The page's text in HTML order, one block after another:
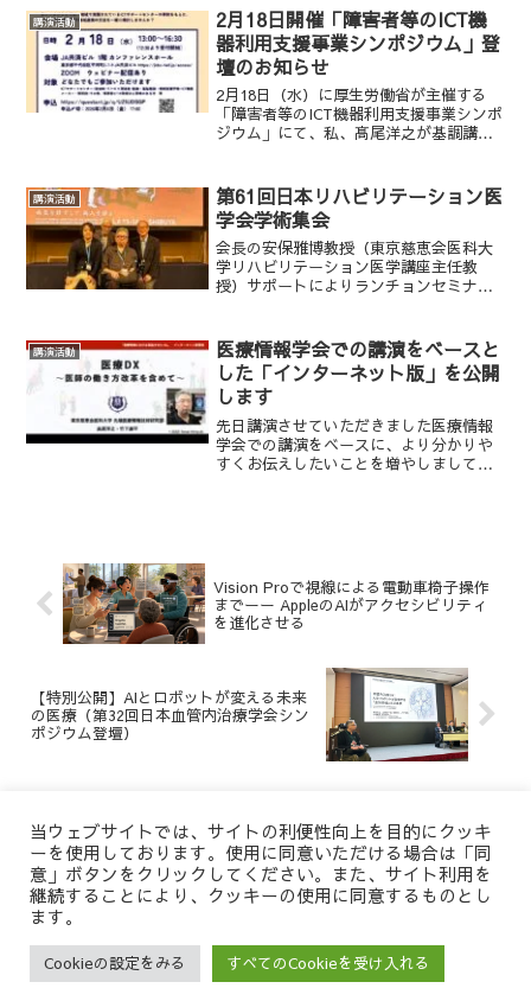
ンセミナー開催します。興味のある...
講演活動
2月18日開催「障害者等のICT機
器利用支援事業シンポジウム」登
壇のお知らせ
2月18日（水）に厚生労働省が主催する
「障害者等のICT機器利用支援事業シンポ
ジウム」にて、私、髙尾洋之が基調講演
共生社会とアクセシビリティ」■講演概
要障がい者も含...
講演活動
第61回日本リハビリテーション医
学会学術集会
会長の安保雅博教授（東京慈恵会医科大
学リハビリテーション医学講座主任教
授）サポートによりランチョンセミナー
ビリテーション医学会学術集会#アクセシ
ビリティ
講演活動
医療情報学会での講演をベースと
した「インターネット版」を公開
します
先日講演させていただきました医療情報
学会での講演をベースに、より分かりや
すくお伝えしたいことを増やしまして、
Vision Proで視線による電動車椅子操作
までーー AppleのAIがアクセシビリティ
を進化させる
【特別公開】AIとロボットが変える未来
の医療（第32回日本血管内治療学会シン
ポジウム登壇）
ホーム 講演活動
Copyright © 2022 髙尾洋之 All Rights Reserved.
メニュー
イト
サイト内検索
当ウェブサイトでは、サイトの利便性向上を目的にクッキ
ーを使用しております。使用に同意いただける場合は「同
意」ボタンをクリックしてください。また、サイト利用を
継続することにより、クッキーの使用に同意するものとし
ます。
Cookieの設定をみる すべてのCookieを受け入れる